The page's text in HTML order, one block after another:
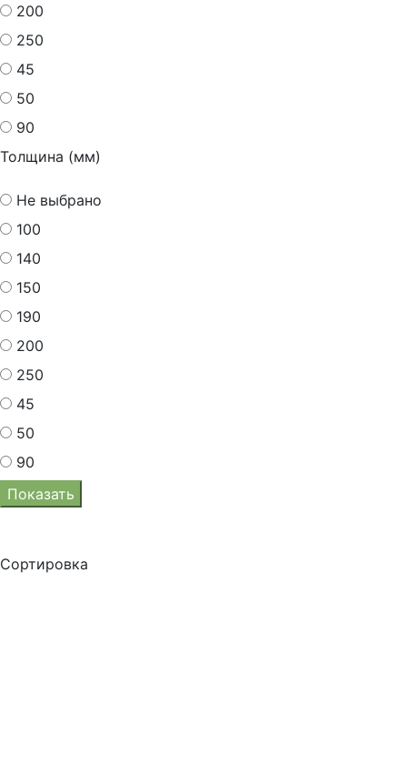
200
250
45
50
90
Толщина (мм)
Не выбрано
100
140
150
190
200
250
45
50
90
Показать
Сортировка